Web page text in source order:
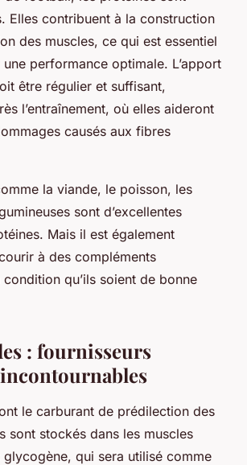
Elles contribuent à la construction
des muscles, ce qui est essentiel
performance optimale. L’apport
être régulier et suffisant,
l’entraînement, où elles aideront
causés aux fibres
la viande, le poisson, les
sont d’excellentes
Mais il est également
à des compléments
qu’ils soient de bonne
: fournisseurs
incontournables
le carburant de prédilection des
sont stockés dans les muscles
qui sera utilisé comme